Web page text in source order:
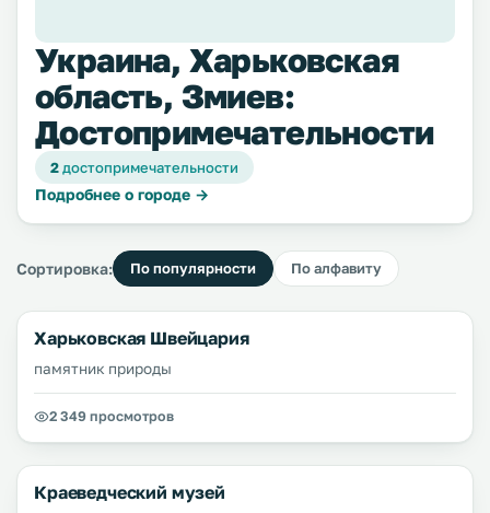
Украина, Харьковская
область, Змиев:
Достопримечательности
2достопримечательности
Подробнее о городе →
Сортировка: По популярности По алфавиту
Харьковская Швейцария
памятник природы
2 349 просмотров
Краеведческий музей